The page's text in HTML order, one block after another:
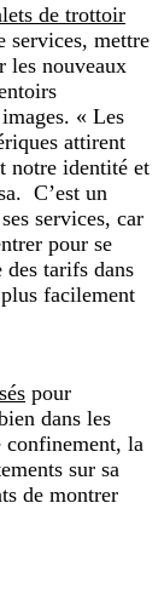
de trottoir
services, mettre
les nouveaux
« Les
attirent
notre identité et
C’est un
services, car
pour se
des tarifs dans
facilement
pour
dans les
confinement, la
sur sa
de montrer